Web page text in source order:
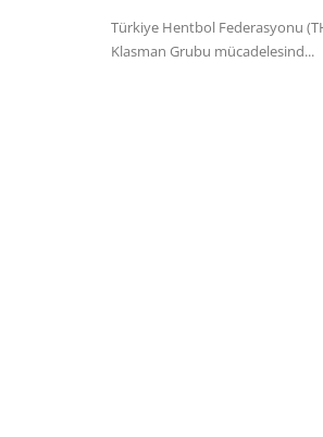
Türkiye Hentbol Federasyonu
Klasman Grubu mücadelesind...